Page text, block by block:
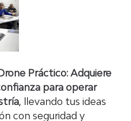
Práctico: Adquiere
para operar
, llevando tus ideas
con seguridad y